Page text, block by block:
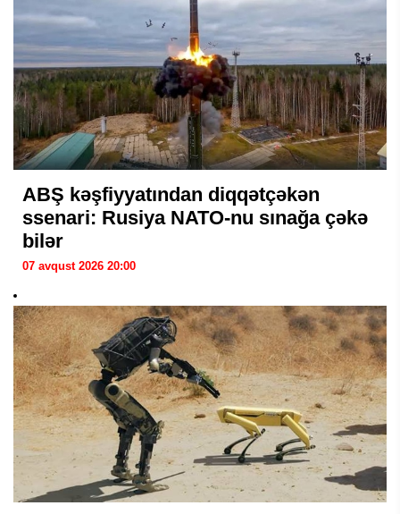
ABŞ kəşfiyyatından diqqətçəkən
ssenari: Rusiya NATO-nu sınağa çəkə
bilər
07 avqust 2026 20:00